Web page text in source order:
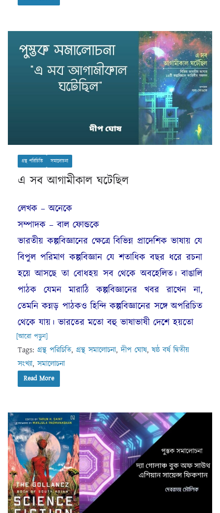
গ্রন্থ পরিচিতি সমালোচনা
এ সব আগামীকাল ঘটেছিল
লেখক – অনেকে
সম্পাদক – বাল ফোন্ডকে
ভারতীয় কল্পবিজ্ঞানের ক্ষেত্রে বিভিন্ন প্রাদেশিক ভাষায় যে
বিপুল পরিমাণ কল্পবিজ্ঞান যে শতাধিক বছর ধরে রচনা
হয়ে আসছে তা বোধহয় সব থেকে অবহেলিত। বাঙালি
পাঠক যেমন মারাঠি কল্পবিজ্ঞানের খবর রাখেন না,
তেমনি কন্নড় পাঠকও হিন্দি কল্পবিজ্ঞানের সঙ্গে অপরিচিত
থেকে যায়। ভারতের মতো বহু ভাষাভাষী দেশে হয়তো
[আরো পড়ুন]
Tags: গ্রন্থ পরিচিতি, গ্রন্থ সমালোচনা,দীপ ঘোষ,ষষ্ঠ বর্ষ দ্বিতীয়
সংখ্যা,সমালোচনা
Read More